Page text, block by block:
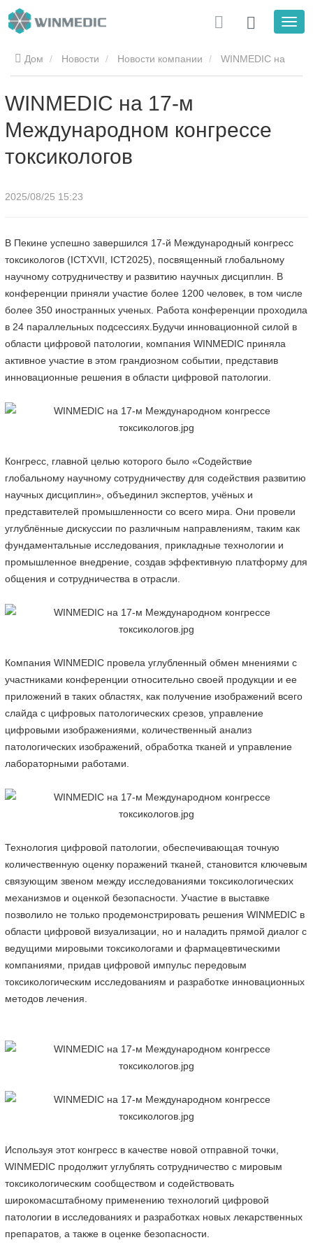
Дом Новости Новости компании
WINMEDIC на 17-м
Международном конгрессе
токсикологов
2025/08/25 15:23
В Пекине успешно завершился 17-й Международный конгресс
токсикологов (ICTXVII, ICT2025), посвященный глобальному
научному сотрудничеству и развитию научных дисциплин. В
конференции приняли участие более 1200 человек, в том числе
более 350 иностранных ученых. Работа конференции проходила
в 24 параллельных подсессиях. Будучи инновационной силой в
области цифровой патологии, компания WINMEDIC приняла
активное участие в этом грандиозном событии, представив
инновационные решения в области цифровой патологии.
Конгресс, главной целью которого было «Содействие
глобальному научному сотрудничеству для содействия развитию
научных дисциплин», объединил экспертов, учёных и
представителей промышленности со всего мира. Они провели
углублённые дискуссии по различным направлениям, таким как
фундаментальные исследования, прикладные технологии и
промышленное внедрение, создав эффективную платформу для
общения и сотрудничества в отрасли.
Компания WINMEDIC провела углубленный обмен мнениями с
участниками конференции относительно своей продукции и ее
приложений в таких областях, как получение изображений всего
слайда с цифровых патологических срезов, управление
цифровыми изображениями, количественный анализ
патологических изображений, обработка тканей и управление
лабораторными работами.
Технология цифровой патологии, обеспечивающая точную
количественную оценку поражений тканей, становится ключевым
связующим звеном между исследованиями токсикологических
механизмов и оценкой безопасности. Участие в выставке
позволило не только продемонстрировать решения WINMEDIC в
области цифровой визуализации, но и наладить прямой диалог с
ведущими мировыми токсикологами и фармацевтическими
компаниями, придав цифровой импульс передовым
токсикологическим исследованиям и разработке инновационных
методов лечения.
Используя этот конгресс в качестве новой отправной точки,
WINMEDIC продолжит углублять сотрудничество с мировым
токсикологическим сообществом и содействовать
широкомасштабному применению технологий цифровой
патологии в исследованиях и разработках новых лекарственных
препаратов, а также в оценке безопасности.